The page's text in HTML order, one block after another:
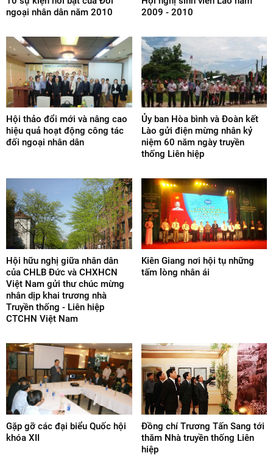
ngoại nhân dân năm 2010
2009 - 2010
Hội thảo đổi mới và nâng cao
hiệu quả hoạt động công tác
đối ngoại nhân dân
Ủy ban Hòa bình và Đoàn kết
Lào gửi điện mừng nhân kỷ
niệm 60 năm ngày truyền
thống Liên hiệp
Hội hữu nghị giữa nhân dân
của CHLB Đức và CHXHCN
Việt Nam gửi thư chúc mừng
nhân dịp khai trương nhà
Truyền thống - Liên hiệp
CTCHN Việt Nam
Kiên Giang nơi hội tụ những
tấm lòng nhân ái
Gặp gỡ các đại biểu Quốc hội
khóa XII
Đồng chí Trương Tấn Sang tới
thăm Nhà truyền thống Liên
hiệp